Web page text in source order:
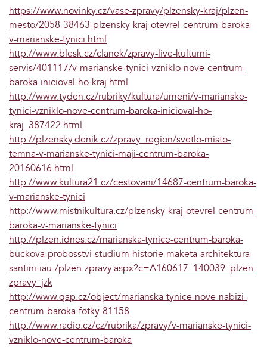
https://www.novinky.cz/vase-zpravy/plzensky-kraj/plzen-
mesto/2058-38463-plzensky-kraj-otevrel-centrum-baroka-
v-marianske-tynici.html
http://www.blesk.cz/clanek/zpravy-live-kulturni-
servis/401117/v-marianske-tynici-vzniklo-nove-centrum-
baroka-inicioval-ho-kraj.html
http://www.tyden.cz/rubriky/kultura/umeni/v-marianske-
tynici-vzniklo-nove-centrum-baroka-inicioval-ho-
kraj_387422.html
http://plzensky.denik.cz/zpravy_region/svetlo-misto-
temna-v-marianske-tynici-maji-centrum-baroka-
20160616.html
http://www.kultura21.cz/cestovani/14687-centrum-baroka-
v-marianske-tynici
http://www.mistnikultura.cz/plzensky-kraj-otevrel-centrum-
baroka-v-marianske-tynici
http://plzen.idnes.cz/marianska-tynice-centrum-baroka-
buckova-probosstvi-studium-historie-maketa-architektura-
santini-iau-/plzen-zpravy.aspx?c=A160617_140039_plzen-
zpravy_jzk
http://www.qap.cz/object/marianska-tynice-nove-nabizi-
centrum-baroka-fotky-81158
http://www.radio.cz/cz/rubrika/zpravy/v-marianske-tynici-
vzniklo-nove-centrum-baroka